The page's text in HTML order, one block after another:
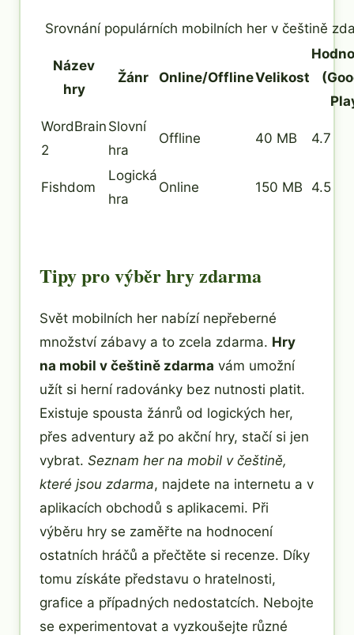
Srovnání populárních mobilních her v češtině
Název
hry
Žánr Online/OfflineVelikost
WordBrain
2
Slovní
hra
Offline 40 MB 4.7
Fishdom
Logická
hra
Online 150 MB 4.5
Tipy pro výběr hry zdarma
Svět mobilních her nabízí nepřeberné
množství zábavy a to zcela zdarma. Hry
na mobil v češtině zdarma vám umožní
užít si herní radovánky bez nutnosti platit.
Existuje spousta žánrů od logických her,
přes adventury až po akční hry, stačí si jen
vybrat. Seznam her na mobil v češtině,
které jsou zdarma, najdete na internetu a v
aplikacích obchodů s aplikacemi. Při
výběru hry se zaměřte na hodnocení
ostatních hráčů a přečtěte si recenze. Díky
tomu získáte představu o hratelnosti,
grafice a případných nedostatcích. Nebojte
se experimentovat a vyzkoušejte různé